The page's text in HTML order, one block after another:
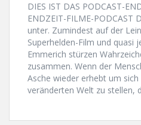
DIES IST DAS PODCAST-
ENDZEIT-FILME-PODCAST
unter. Zumindest auf der
Superhelden-Film und quasi
Emmerich stürzen
zusammen. Wenn der
Asche wieder erhebt um
veränderten Welt zu stellen,